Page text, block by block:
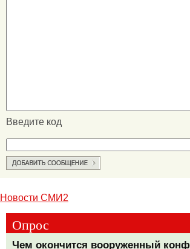
Введите код
Новости СМИ2
Опрос
Чем окончится вооруженный